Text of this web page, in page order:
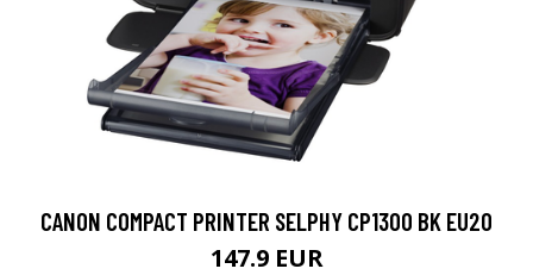
CANON COMPACT PRINTER SELPHY CP1300 BK EU20
147.9 EUR